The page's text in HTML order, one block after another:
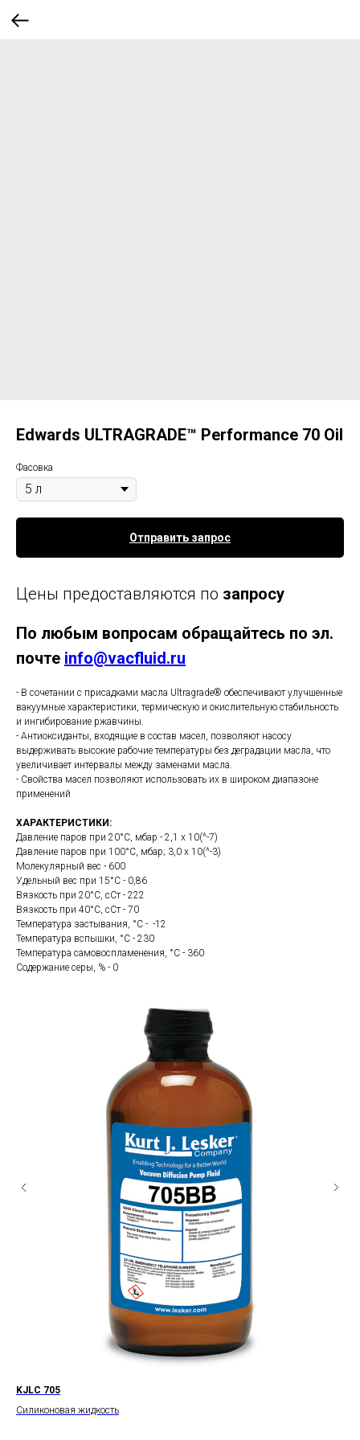
Edwards ULTRAGRADE™ Performance 70 Oil
Фасовка
Отправить запрос
Цены предоставляются по запросу
По любым вопросам обращайтесь по эл.
почте info@vacfluid.ru
- В сочетании с присадками масла Ultragrade® обеспечивают улучшенные
вакуумные характеристики, термическую и окислительную стабильность
и ингибирование ржавчины.
- Антиоксиданты, входящие в состав масел, позволяют насосу
выдерживать высокие рабочие температуры без деградации масла, что
увеличивает интервалы между заменами масла.
- Свойства масел позволяют использовать их в широком диапазоне
применений
ХАРАКТЕРИСТИКИ:
Давление паров при 20°C, мбар - 2,1 x 10(^-7)
Давление паров при 100°C, мбар; 3,0 x 10(^-3)
Молекулярный вес - 600
Удельный вес при 15°C - 0,86
Вязкость при 20°C, сСт - 222
Вязкость при 40°C, сСт - 70
Температура застывания, °C - -12
Температура вспышки, °C - 230
Температура самовоспламенения, °C - 360
Содержание серы, % - 0
KJLC 705
Силиконовая жидкость